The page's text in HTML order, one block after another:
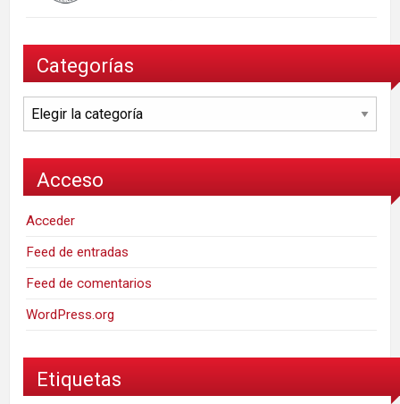
Categorías
Categorías
Acceso
Acceder
Feed de entradas
Feed de comentarios
WordPress.org
Etiquetas